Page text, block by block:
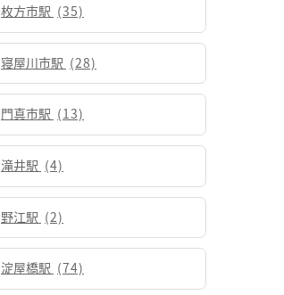
枚方市駅 (35)
寝屋川市駅 (28)
門真市駅 (13)
滝井駅 (4)
野江駅 (2)
淀屋橋駅 (74)